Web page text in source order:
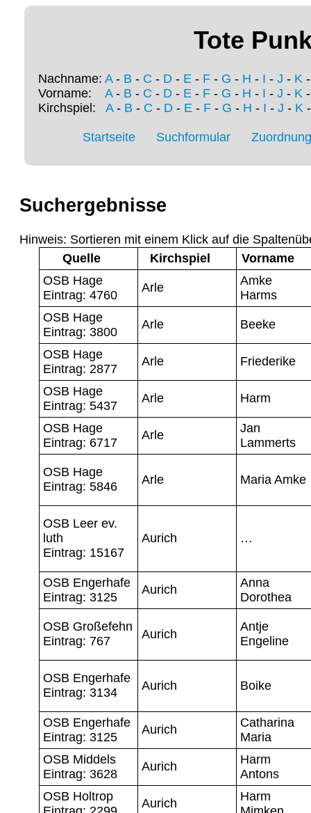
Tote
Nachname: A- B - C - D - E - F - G - H - I - J - K
Vorname: A- B - C - D - E - F - G - H - I - J - K
Kirchspiel: A- B - C - D- E- F- G - H - I - J - K
Startseite Suchformular
Suchergebnisse
Hinweis: Sortieren mit einem Klick auf die
Quelle
Kirchspiel
Vorname
OSB Hage
Eintrag: 4760
Arle
Amke
Harms
OSB Hage
Eintrag: 3800
Arle Beeke
OSB Hage
Eintrag: 2877
Arle Friederike
OSB Hage
Eintrag: 5437
Arle Harm
OSB Hage
Eintrag: 6717
Arle
Jan
Lammerts
OSB Hage
Eintrag: 5846
Arle Maria Amke
OSB Leer ev.
luth
Eintrag: 15167
Aurich …
OSB Engerhafe
Eintrag: 3125
Aurich
Anna
Dorothea
OSB Großefehn
Eintrag: 767
Aurich
Antje
Engeline
OSB Engerhafe
Eintrag: 3134
Aurich Boike
OSB Engerhafe
Eintrag: 3125
Aurich
Catharina
Maria
OSB Middels
Eintrag: 3628
Aurich
Harm
Antons
OSB Holtrop
Aurich
Harm